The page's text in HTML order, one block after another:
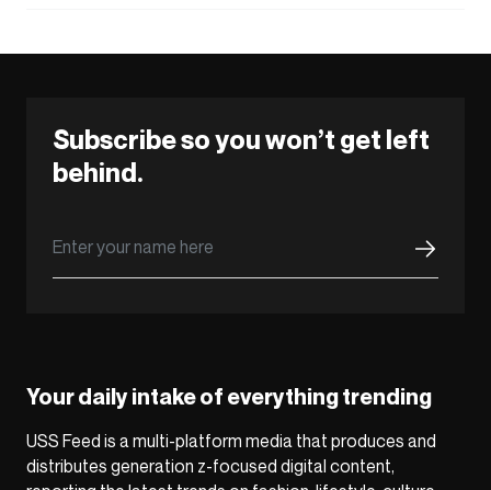
Subscribe so you won’t get left
behind.
Your daily intake of everything trending
USS Feed is a multi-platform media that produces and
distributes generation z-focused digital content,